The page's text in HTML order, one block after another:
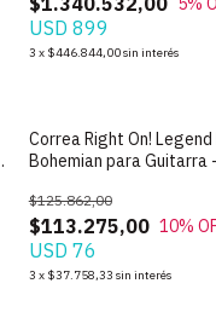
USD 899
3 x $446.844,00sin interés
Correa Right On! Legend
Bohemian para Guitarra -
$113.275,00
$125.862,00
10%
USD 76
3 x $37.758,33 sin interés